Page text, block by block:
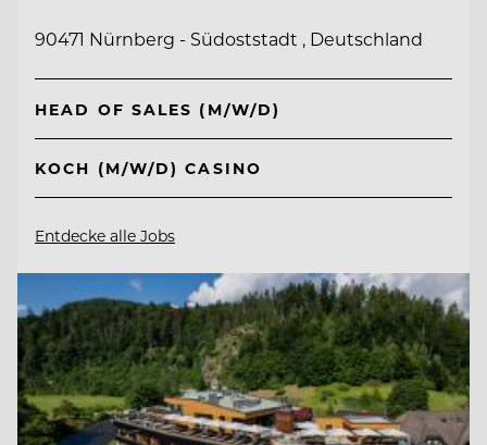
90471 Nürnberg - Südoststadt , Deutschland
HEAD OF SALES (M/W/D)
KOCH (M/W/D) CASINO
Entdecke alle Jobs